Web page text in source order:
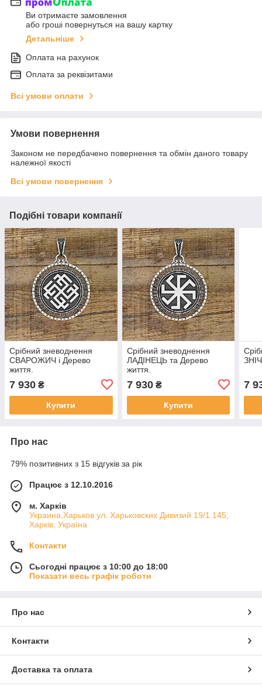
Ви отримаєте замовлення
або гроші повернуться на вашу картку
Детальніше
Оплата на рахунок
Оплата за реквізитами
Всі умови оплати
Умови повернення
Законом не передбачено повернення та обмін даного товару
належної якості
Всі умови повернення
Подібні товари компанії
Срібний зневоднення
СВАРОЖИЧ і Дерево
життя.
7 930 ₴
Купити
Срібний зневоднення
ЛАДІНЕЦЬ та Дерево
життя.
7 930₴
Купити
7
Про нас
79% позитивних з 15 відгуків за рік
Працює з 12.10.2016
м. Харків
Украина,Харьков ул. Харьковских Дивизий 19/1 145,
Харків, Україна
Контакти
Сьогодні працює з 10:00 до 18:00
Показати весь графік роботи
Про нас
Контакти
Доставка та оплата